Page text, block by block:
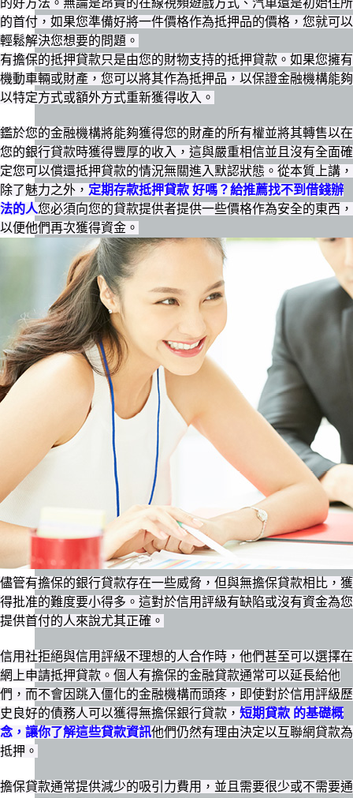
的好方法。無論是昂貴的在線視頻遊戲方式、汽車還是初始住所
的首付，如果您準備好將一件價格作為抵押品的價格，您就可以
輕鬆解決您想要的問題。
有擔保的抵押貸款只是由您的財物支持的抵押貸款。如果您擁有
機動車輛或財產，您可以將其作為抵押品，以保證金融機構能夠
以特定方式或額外方式重新獲得收入。
鑑於您的金融機構將能夠獲得您的財產的所有權並將其轉售以在
您的銀行貸款時獲得豐厚的收入，這與嚴重相信並且沒有全面確
定您可以償還抵押貸款的情況無關進入默認狀態。從本質上講，
除了魅力之外， 定期存款抵押貸款 好嗎？給推薦找不到借錢辦
法的人您必須向您的貸款提供者提供一些價格作為安全的東西，
以便他們再次獲得資金。
儘管有擔保的銀行貸款存在一些威脅，但與無擔保貸款相比，獲
得批准的難度要小得多。這對於信用評級有缺陷或沒有資金為您
提供首付的人來說尤其正確。
信用社拒絕與信用評級不理想的人合作時，他們甚至可以選擇在
網上申請抵押貸款。個人有擔保的金融貸款通常可以延長給他
們，而不會因跳入僵化的金融機構而頭疼，即使對於信用評級歷
史良好的債務人可以獲得無擔保銀行貸款， 短期貸款 的基礎概
念，讓你了解這些貸款資訊他們仍然有理由決定以互聯網貸款為
抵押。
擔保貸款通常提供減少的吸引力費用，並且需要很少或不需要通